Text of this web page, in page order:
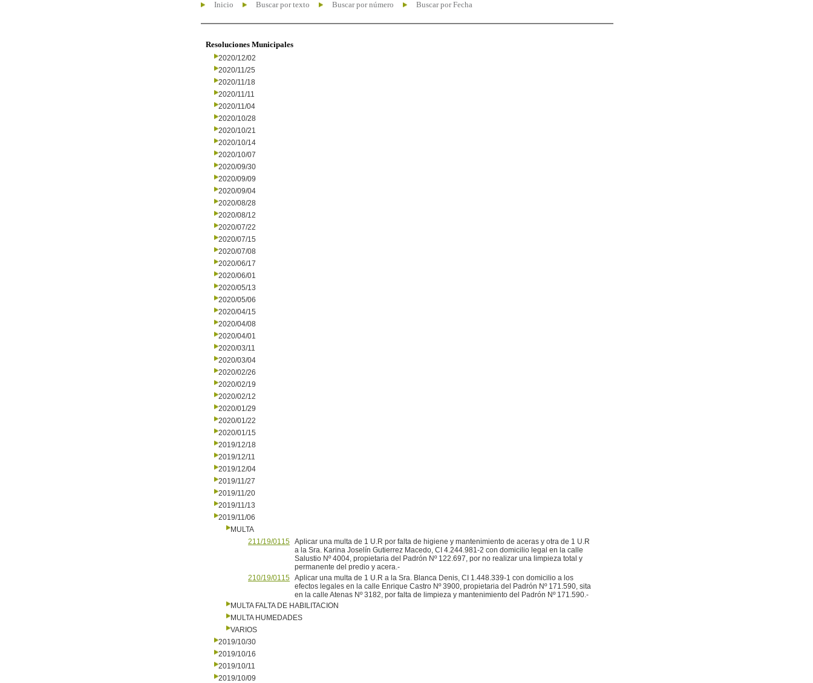
Inicio Buscar por texto Buscar por número Buscar por Fecha
Resoluciones Municipales
2020/12/02
2020/11/25
2020/11/18
2020/11/11
2020/11/04
2020/10/28
2020/10/21
2020/10/14
2020/10/07
2020/09/30
2020/09/09
2020/09/04
2020/08/28
2020/08/12
2020/07/22
2020/07/15
2020/07/08
2020/06/17
2020/06/01
2020/05/13
2020/05/06
2020/04/15
2020/04/08
2020/04/01
2020/03/11
2020/03/04
2020/02/26
2020/02/19
2020/02/12
2020/01/29
2020/01/22
2020/01/15
2019/12/18
2019/12/11
2019/12/04
2019/11/27
2019/11/20
2019/11/13
2019/11/06
MULTA
211/19/0115 Aplicar una multa de 1 U.R por falta de higiene y mantenimiento de aceras y otra de 1 U.R
a la Sra. Karina Joselín Gutierrez Macedo, CI 4.244.981-2 con domicilio legal en la calle
Salustio Nº 4004, propietaria del Padrón Nº 122.697, por no realizar una limpieza total y
permanente del predio y acera.-
210/19/0115 Aplicar una multa de 1 U.R a la Sra. Blanca Denis, CI 1.448.339-1 con domicilio a los
efectos legales en la calle Enrique Castro Nº 3900, propietaria del Padrón Nº 171.590, sita
en la calle Atenas Nº 3182, por falta de limpieza y mantenimiento del Padrón Nº 171.590.-
MULTA FALTA DE HABILITACION
MULTA HUMEDADES
VARIOS
2019/10/30
2019/10/16
2019/10/11
2019/10/09